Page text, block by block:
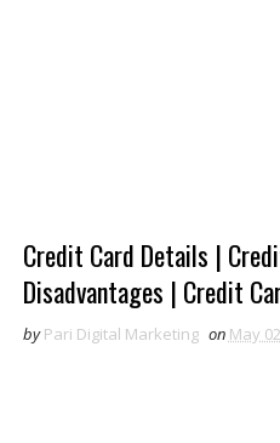
Credit Card Details |
Disadvantages | Credit
by Pari Digital Marketing on May